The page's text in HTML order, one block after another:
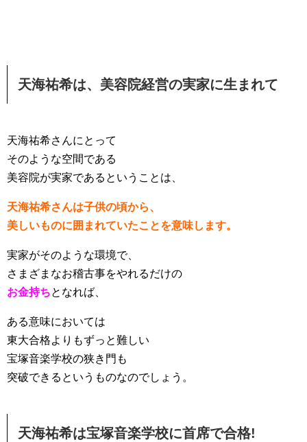
天海祐希は、美容院経営の実家に生まれて
天海祐希さんにとって
そのような空間である
美容院が実家であるということは、
天海祐希さんは子供の頃から、
美しいものに囲まれていたことを意味します。
実家がそのような環境で、
さまざまなお稽古事をやれるだけの
お金持ちとなれば、
ある意味においては
東大合格よりもずっと難しい
宝塚音楽学校の狭き門も
突破できるというものなのでしょう。
天海祐希は宝塚音楽学校に首席で合格!